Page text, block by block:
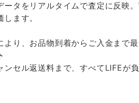
タをリアルタイムで査定に反映
ます。
り、お品物到着からご入金まで最
セル返送料まで、すべてLIFEが負